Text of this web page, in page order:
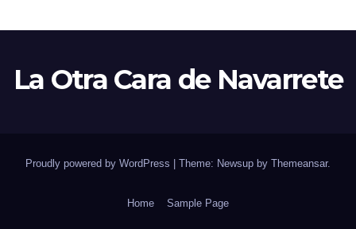
La Otra Cara de Navarrete
Proudly powered by WordPress | Theme: Newsup by Themeansar.
Home Sample Page